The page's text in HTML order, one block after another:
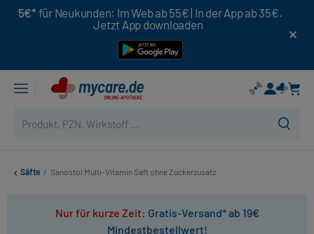
5€* für Neukunden: Im Web ab 55€ | In der App ab 35€.
Jetzt App downloaden
Säfte / Sanostol Multi-Vitamin Saft ohne Zuckerzusatz
Nur für kurze Zeit: Gratis-Versand* ab 19€
Mindestbestellwert!